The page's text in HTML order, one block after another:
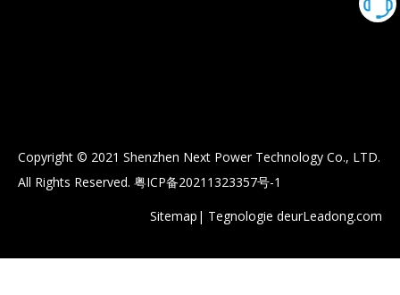
Copyright © 2021 Shenzhen Next Power Technology Co., LTD.
All Rights Reserved. 粤ICP备20211323357号-1
Sitemap | Tegnologie deurLeadong.com